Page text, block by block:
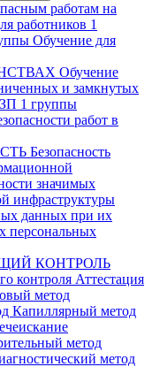
работам на
работников 1
Обучение для
Обучение
и замкнутых
1 группы
работ в
Безопасность
значимых
инфраструктуры
данных при их
персональных
КОНТРОЛЬ
контроля Аттестация
метод
Капиллярный метод
метод
метод